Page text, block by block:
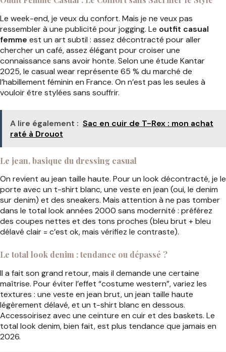
Le week-end, je veux du confort. Mais je ne veux pas
ressembler à une publicité pour jogging. Le outfit casual
femme est un art subtil : assez décontracté pour aller
chercher un café, assez élégant pour croiser une
connaissance sans avoir honte. Selon une étude Kantar
2025, le casual wear représente 65 % du marché de
l’habillement féminin en France. On n’est pas les seules à
vouloir être stylées sans souffrir.
A lire également : Sac en cuir de T-Rex : mon achat
raté à Drouot
Le jean, basique du dressing casual
On revient au jean taille haute. Pour un look décontracté, je le
porte avec un t-shirt blanc, une veste en jean (oui, le denim
sur denim) et des sneakers. Mais attention à ne pas tomber
dans le total look années 2000 sans modernité : préférez
des coupes nettes et des tons proches (bleu brut + bleu
délavé clair = c’est ok, mais vérifiez le contraste).
Le total look denim : tendance ou dépassé ?
Il a fait son grand retour, mais il demande une certaine
maîtrise. Pour éviter l’effet “costume western”, variez les
textures : une veste en jean brut, un jean taille haute
légèrement délavé, et un t-shirt blanc en dessous.
Accessoirisez avec une ceinture en cuir et des baskets. Le
total look denim, bien fait, est plus tendance que jamais en
2026.